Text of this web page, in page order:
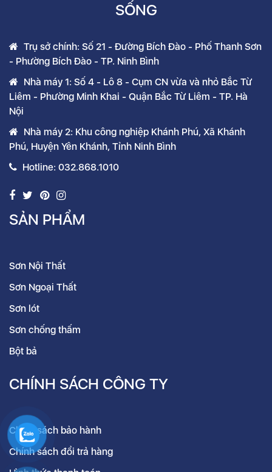
SỐNG
Trụ sở chính: Số 21 - Đường Bích Đào - Phố Thanh Sơn
- Phường Bích Đào - TP. Ninh Bình
Nhà máy 1: Số 4 - Lô 8 - Cụm CN vừa và nhỏ Bắc Từ
Liêm - Phường Minh Khai - Quận Bắc Từ Liêm - TP. Hà
Nội
Nhà máy 2: Khu công nghiệp Khánh Phú, Xã Khánh
Phú, Huyện Yên Khánh, Tỉnh Ninh Bình
Hotline: 032.868.1010
SẢN PHẨM
Sơn Nội Thất
Sơn Ngoại Thất
Sơn lót
Sơn chống thấm
Bột bả
CHÍNH SÁCH CÔNG TY
Chính sách bảo hành
Chính sách đổi trả hàng